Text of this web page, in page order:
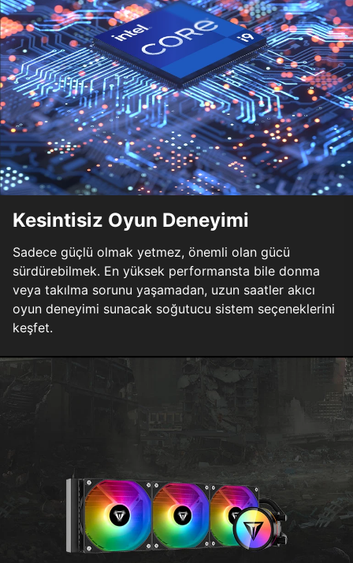
Kesintisiz Oyun Deneyimi
Sadece güçlü olmak yetmez, önemli olan gücü
sürdürebilmek. En yüksek performansta bile donma
veya takılma sorunu yaşamadan, uzun saatler akıcı
oyun deneyimi sunacak soğutucu sistem seçeneklerini
keşfet.